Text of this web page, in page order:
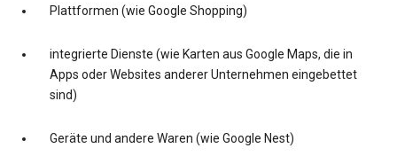
Plattformen (wie Google Shopping)
integrierte Dienste (wie Karten aus Google Maps, die in
Apps oder Websites anderer Unternehmen eingebettet
sind)
Geräte und andere Waren (wie Google Nest)